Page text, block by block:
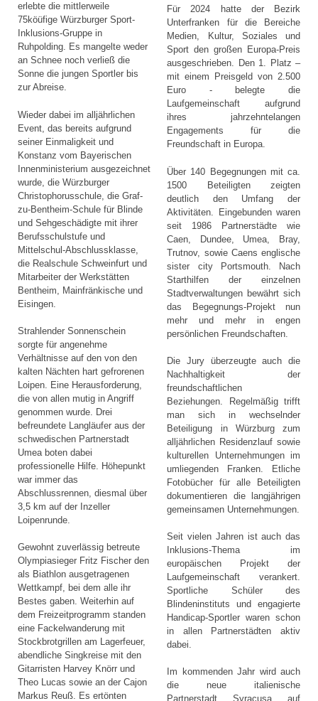
erlebte die mittlerweile
75köüfige Würzburger Sport-
Inklusions-Gruppe in
Ruhpolding. Es mangelte weder
an Schnee noch verließ die
Sonne die jungen Sportler bis
zur Abreise.
Wieder dabei im alljährlichen
Event, das bereits aufgrund
seiner Einmaligkeit und
Konstanz vom Bayerischen
Innenministerium ausgezeichnet
wurde, die Würzburger
Christophorusschule, die Graf-
zu-Bentheim-Schule für Blinde
und Sehgeschädigte mit ihrer
Berufsschulstufe und
Mittelschul-Abschlussklasse,
die Realschule Schweinfurt und
Mitarbeiter der Werkstätten
Bentheim, Mainfränkische und
Eisingen.
Strahlender Sonnenschein
sorgte für angenehme
Verhältnisse auf den von den
kalten Nächten hart gefrorenen
Loipen. Eine Herausforderung,
die von allen mutig in Angriff
genommen wurde. Drei
befreundete Langläufer aus der
schwedischen Partnerstadt
Umea boten dabei
professionelle Hilfe. Höhepunkt
war immer das
Abschlussrennen, diesmal über
3,5 km auf der Inzeller
Loipenrunde.
Gewohnt zuverlässig betreute
Olympiasieger Fritz Fischer den
als Biathlon ausgetragenen
Wettkampf, bei dem alle ihr
Bestes gaben. Weiterhin auf
dem Freizeitprogramm standen
eine Fackelwanderung mit
Stockbrotgrillen am Lagerfeuer,
abendliche Singkreise mit den
Gitarristen Harvey Knörr und
Theo Lucas sowie an der Cajon
Markus Reuß. Es ertönten
Für 2024 hatte der Bezirk
Unterfranken für die Bereiche
Medien, Kultur, Soziales und
Sport den großen Europa-Preis
ausgeschrieben. Den 1. Platz –
mit einem Preisgeld von 2.500
Euro - belegte die
Laufgemeinschaft aufgrund
ihres jahrzehntelangen
Engagements für die
Freundschaft in Europa.
Über 140 Begegnungen mit ca.
1500 Beteiligten zeigten
deutlich den Umfang der
Aktivitäten. Eingebunden waren
seit 1986 Partnerstädte wie
Caen, Dundee, Umea, Bray,
Trutnov, sowie Caens englische
sister city Portsmouth. Nach
Starthilfen der einzelnen
Stadtverwaltungen bewährt sich
das Begegnungs-Projekt nun
mehr und mehr in engen
persönlichen Freundschaften.
Die Jury überzeugte auch die
Nachhaltigkeit der
freundschaftlichen
Beziehungen. Regelmäßig trifft
man sich in wechselnder
Beteiligung in Würzburg zum
alljährlichen Residenzlauf sowie
kulturellen Unternehmungen im
umliegenden Franken. Etliche
Fotobücher für alle Beteiligten
dokumentieren die langjährigen
gemeinsamen Unternehmungen.
Seit vielen Jahren ist auch das
Inklusions-Thema im
europäischen Projekt der
Laufgemeinschaft verankert.
Sportliche Schüler des
Blindeninstituts und engagierte
Handicap-Sportler waren schon
in allen Partnerstädten aktiv
dabei.
Im kommenden Jahr wird auch
die neue italienische
Partnerstadt Syracusa auf